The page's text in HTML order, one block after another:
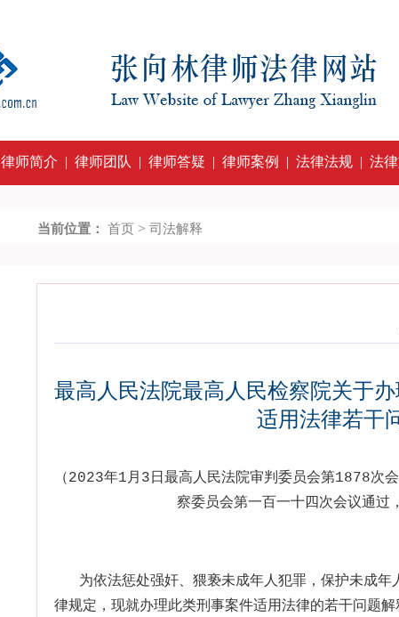
律师简介 | 律师团队 | 律师答疑 | 律师案例 | 法律法规 | 法
当前位置： 首页 > 司法解释
最高人民法院最高人民检察院关于
适用法律若干
（2023年1月 3 日最高人民法院审判委员会第1878次会
察委员会第一百一十四次会议通过
为依法惩处强奸、猥亵未成年人犯罪，保护未成
律规定，现就办理此类刑事案件适用法律的若干问题解